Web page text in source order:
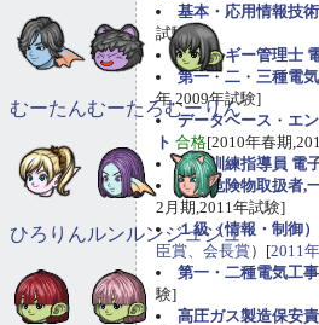
基本・応用情報技
試験]
エネルギー管理士
第一・二 ・ 三種電
年,2009年試験]
データベース ・ エ
ト 合格[2010年春期
職業訓練指導員 電
甲種危険物取扱者,
2月期,2011年試験]
１級（情報・制御
臣賞、会長賞）[2011
第一・二種電気工
験]
高圧ガス製造保安
むーたんむーたろむーりん
ひろりんルンルンジュジュ